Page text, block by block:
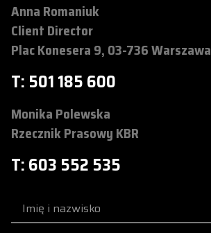
Anna Romaniuk
Client Director
Plac Konesera 9, 03-736 Warszawa
T: 501 185 600
Monika Polewska
Rzecznik Prasowy KBR
T: 603 552 535